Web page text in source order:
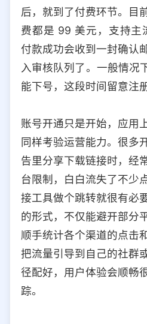
后，就到了付费环节。目
费都是 99 美元，支持主
付款成功会收到一封确认
入审核队列了。一般情况
能下号，这段时间留意注
账号开通只是开始，应用
同样考验运营能力。很多
告里分享下载链接时，经
台限制，白白流失了不少
接工具做个跳转就很有必
的形式，不仅能避开部分
顺手统计各个渠道的点击
把流量引导到自己的社群
径配好，用户体验会顺畅
踪。